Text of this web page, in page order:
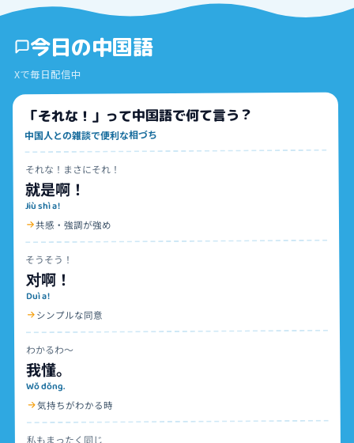
今日の中国語
Xで毎日配信中
「それな！」って中国語で何て言う？
中国人との雑談で便利な相づち
それな！まさにそれ！
就是啊！
Jiù shì a!
共感・強調が強め
そうそう！
对啊！
Duì a!
シンプルな同意
わかるわ〜
我懂。
Wǒ dǒng.
気持ちがわかる時
私もまったく同じ